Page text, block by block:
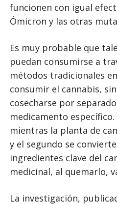
funcionen con igual
Ómicron y las otras
Es muy probable que
puedan consumirse a
métodos tradicionales
consumir el cannabis,
cosecharse por
medicamento específico.
mientras la planta de
y el segundo se
ingredientes clave del
medicinal, al quemarlo,
La investigación,